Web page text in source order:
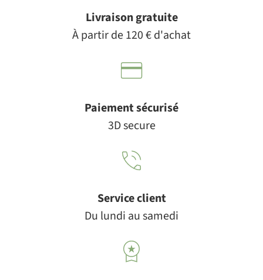
Livraison gratuite
À partir de 120 € d'achat
Paiement sécurisé
3D secure
Service client
Du lundi au samedi